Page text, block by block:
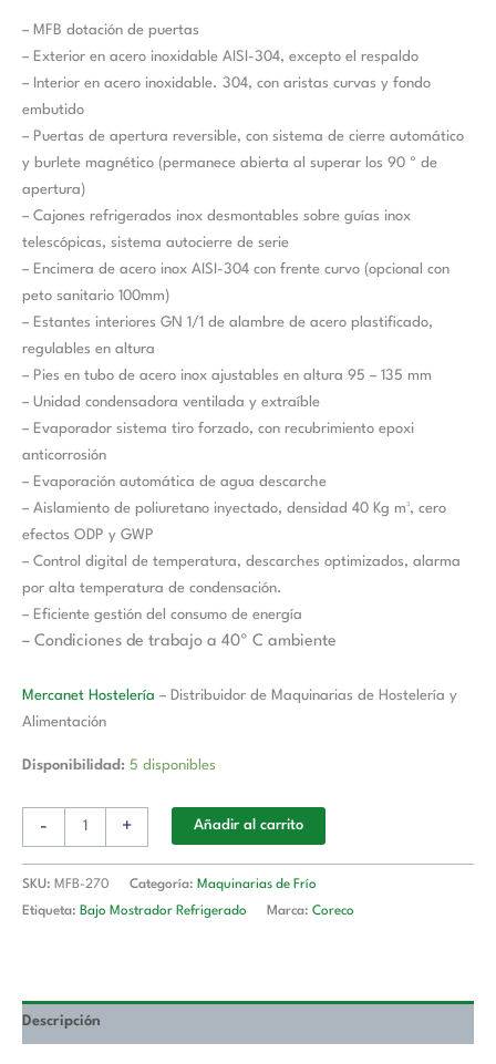
– MFB dotación de puertas
– Exterior en acero inoxidable AISI-304, excepto el respaldo
– Interior en acero inoxidable. 304, con aristas curvas y fondo
embutido
– Puertas de apertura reversible, con sistema de cierre automático
y burlete magnético (permanece abierta al superar los 90 º de
apertura)
– Cajones refrigerados inox desmontables sobre guías inox
telescópicas, sistema autocierre de serie
– Encimera de acero inox AISI-304 con frente curvo (opcional con
peto sanitario 100mm)
– Estantes interiores GN 1/1 de alambre de acero plastificado,
regulables en altura
– Pies en tubo de acero inox ajustables en altura 95 – 135 mm
– Unidad condensadora ventilada y extraíble
– Evaporador sistema tiro forzado, con recubrimiento epoxi
anticorrosión
– Evaporación automática de agua descarche
– Aislamiento de poliuretano inyectado, densidad 40 Kg m³, cero
efectos ODP y GWP
– Control digital de temperatura, descarches optimizados, alarma
por alta temperatura de condensación.
– Eficiente gestión del consumo de energía
– Condiciones de trabajo a 40º C ambiente
Mercanet Hostelería – Distribuidor de Maquinarias de Hostelería y
Alimentación
Disponibilidad: 5 disponibles
- + Añadir al carrito
SKU: MFB-270 Categoría: Maquinarias de Frío
Etiqueta: Bajo Mostrador Refrigerado Marca: Coreco
Descripción